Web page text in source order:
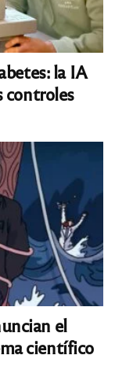
la IA
controles
el
científico